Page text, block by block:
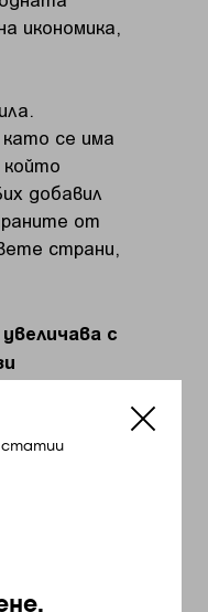
статии
икономика,
се има
добавил
от
страни,
с
нататъшно
между
–